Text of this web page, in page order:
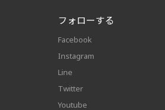
フォローする
Facebook
Instagram
Line
Twitter
Youtube